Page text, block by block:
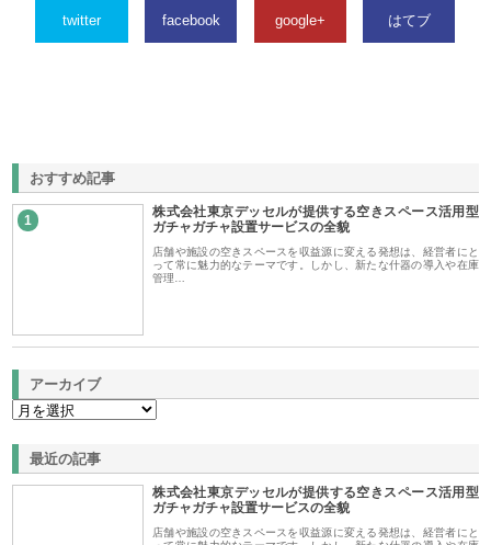
twitter facebook google+ はてブ
おすすめ記事
1
株式会社東京デッセルが提供する空きスペース活用型
ガチャガチャ設置サービスの全貌
店舗や施設の空きスペースを収益源に変える発想は、経営者にと
って常に魅力的なテーマです。しかし、新たな什器の導入や在庫
管理…
アーカイブ
最近の記事
株式会社東京デッセルが提供する空きスペース活用型
ガチャガチャ設置サービスの全貌
店舗や施設の空きスペースを収益源に変える発想は、経営者にと